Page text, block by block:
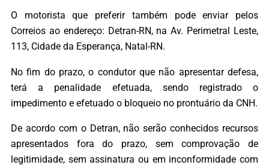
O motorista que preferir também pode enviar pelos
Correios ao endereço: Detran-RN, na Av. Perimetral Leste,
113, Cidade da Esperança, Natal-RN.
No fim do prazo, o condutor que não apresentar defesa,
terá a penalidade efetuada, sendo registrado o
impedimento e efetuado o bloqueio no prontuário da CNH.
De acordo com o Detran, não serão conhecidos recursos
apresentados fora do prazo, sem comprovação de
legitimidade, sem assinatura ou em inconformidade com